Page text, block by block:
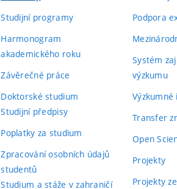
Studijní programy
Harmonogram
akademického roku
Závěrečné práce
Doktorské studium
Studijní předpisy
Poplatky za studium
Zpracování osobních údajů
studentů
Studium a stáže v zahraničí
Podpora
Systém
výzkumu
Transfer
Open
Projekty
Projekty